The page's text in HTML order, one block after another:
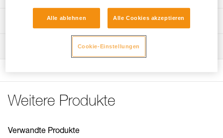
Rücklaufsperre in einem Flaschenzugsystem.
Gezahnter Klemmnocken mit Reinigungsschlitz für eine
optimale Funktion bei allen Bedingungen: vereistes,
verschlammtes Seil usw. Der Klemmnocken aus Edelstahl
gewährleistet eine hohe Korrosionsbeständigkeit.
Karabiner von Verbindungsmittel und Trittschlinge.
Obere Öse zum Einhängen des Seils.
Material: Aluminium, Edelstahl, Polyamid
Gewicht: 85 g
Seil-Kompatibilität: 8 bis 11 mm
Zertifizierung(en): CE EN 567, CE EN 12841 type B, EAC,
Referenz : B18BAA
Technische Informationen
Gebrauchsanleitung
Das PDF herunterladen technical-notice-BASIC-3
Das PDF herunterladen Maintenance tips
Das PDF herunterladen verif-EPI-bloqueur-suivi-DE
Weitere Produkte
Verwandte Produkte
Alle ablehnen Alle Cookies akzeptieren
Cookie-Einstellungen